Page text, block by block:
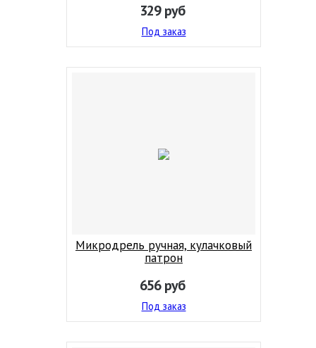
329 руб
Под заказ
Микродрель ручная, кулачковый
патрон
656 руб
Под заказ